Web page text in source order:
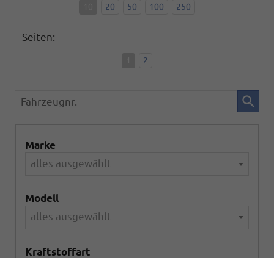
20 50 100 250
Seiten:
2
Fahrzeugnr.
Marke
alles ausgewählt
Modell
alles ausgewählt
Kraftstoffart